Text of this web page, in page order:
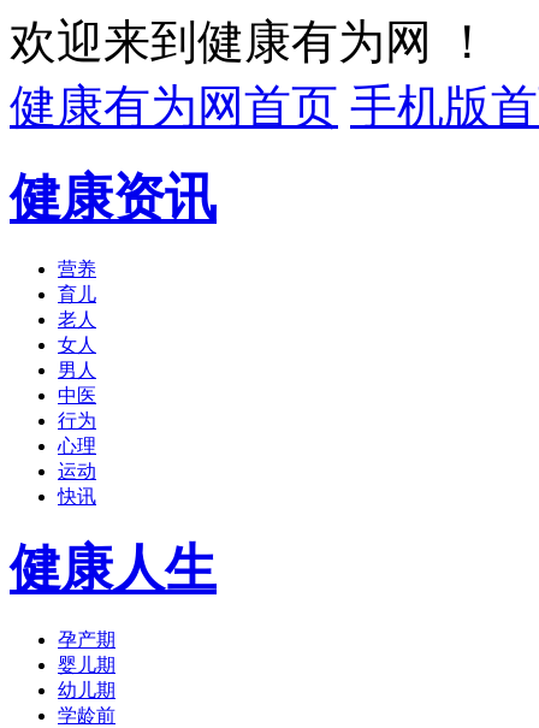
欢迎来到健康有为网 ！
健康有为网首页 手机版
健康资讯
营养
育儿
老人
女人
男人
中医
行为
心理
运动
快讯
健康人生
孕产期
婴儿期
幼儿期
学龄前